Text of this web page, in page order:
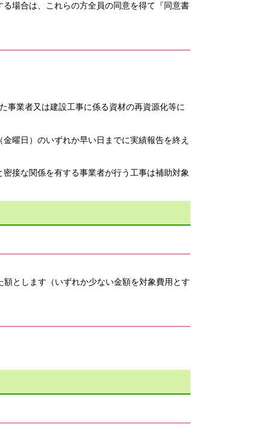
場合は、これらの方全員の同意を得て『同意書
事業者又は建設工事に係る資材の再資源化等に
曜日）のいずれか早い日までに実績報告を終え
接な関係を有する事業者が行う工事は補助対象
とします（いずれか少ない金額を対象費用とす